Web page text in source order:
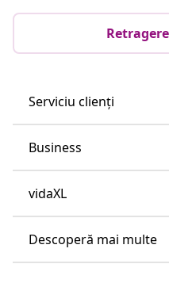
Serviciu clienți
Business
vidaXL
Descoperă mai multe